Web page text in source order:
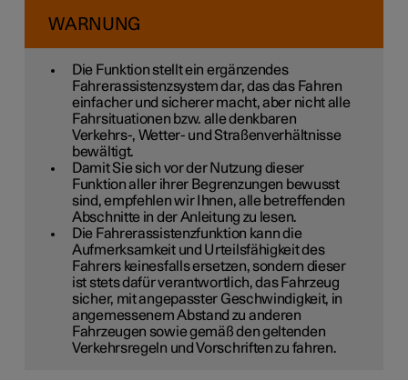
WARNUNG
Die Funktion stellt ein ergänzendes
Fahrerassistenzsystem dar, das das Fahren
einfacher und sicherer macht, aber nicht alle
Fahrsituationen bzw. alle denkbaren
Verkehrs-, Wetter- und Straßenverhältnisse
bewältigt.
Damit Sie sich vor der Nutzung dieser
Funktion aller ihrer Begrenzungen bewusst
sind, empfehlen wir Ihnen, alle betreffenden
Abschnitte in der Anleitung zu lesen.
Die Fahrerassistenzfunktion kann die
Aufmerksamkeit und Urteilsfähigkeit des
Fahrers keinesfalls ersetzen, sondern dieser
ist stets dafür verantwortlich, das Fahrzeug
sicher, mit angepasster Geschwindigkeit, in
angemessenem Abstand zu anderen
Fahrzeugen sowie gemäß den geltenden
Verkehrsregeln und Vorschriften zu fahren.